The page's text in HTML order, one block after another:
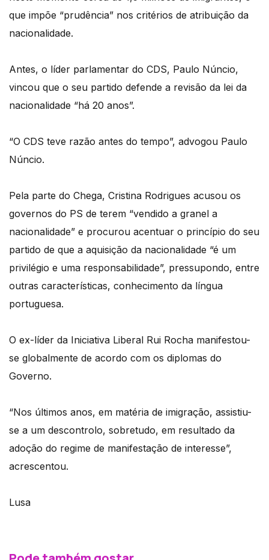
que impõe “prudência” nos critérios de atribuição da
nacionalidade.
Antes, o líder parlamentar do CDS, Paulo Núncio,
vincou que o seu partido defende a revisão da lei da
nacionalidade “há 20 anos”.
“O CDS teve razão antes do tempo”, advogou Paulo
Núncio.
Pela parte do Chega, Cristina Rodrigues acusou os
governos do PS de terem “vendido a granel a
nacionalidade” e procurou acentuar o princípio do seu
partido de que a aquisição da nacionalidade “é um
privilégio e uma responsabilidade”, pressupondo, entre
outras características, conhecimento da língua
portuguesa.
O ex-líder da Iniciativa Liberal Rui Rocha manifestou-
se globalmente de acordo com os diplomas do
Governo.
“Nos últimos anos, em matéria de imigração, assistiu-
se a um descontrolo, sobretudo, em resultado da
adoção do regime de manifestação de interesse”,
acrescentou.
Lusa